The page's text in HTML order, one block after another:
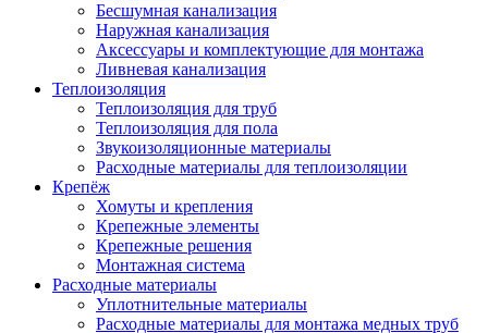
Бесшумная канализация
Наружная канализация
Аксессуары и комплектующие для монтажа
Ливневая канализация
Теплоизоляция
Теплоизоляция для труб
Теплоизоляция для пола
Звукоизоляционные материалы
Расходные материалы для теплоизоляции
Крепёж
Хомуты и крепления
Крепежные элементы
Крепежные решения
Монтажная система
Расходные материалы
Уплотнительные материалы
Расходные материалы для монтажа медных труб